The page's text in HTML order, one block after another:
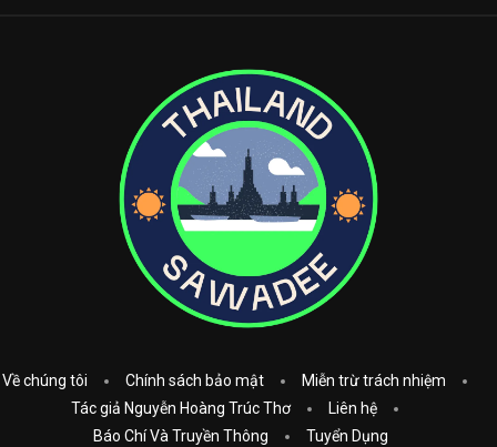
Về chúng tôi Chính sách bảo mật
Miễn trừ trách nhiệm
Tác giả Nguyễn Hoàng Trúc Thơ
Liên hệ
Báo Chí Và Truyền Thông
Tuyển Dụng